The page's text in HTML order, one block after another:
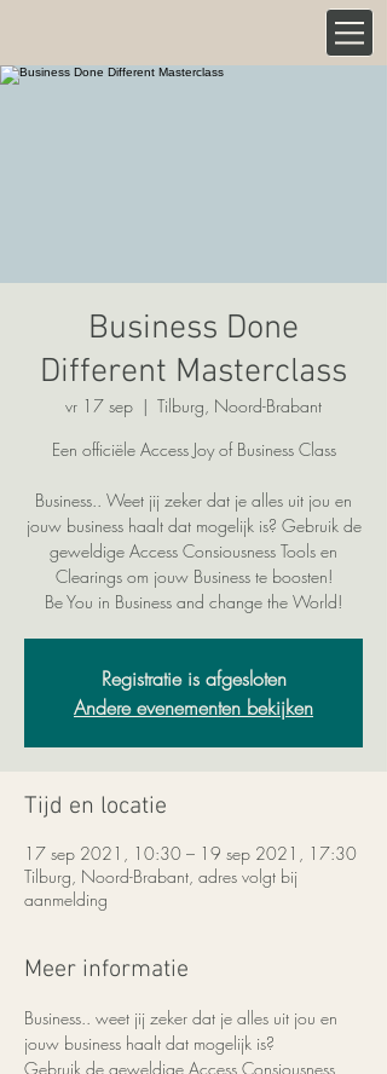
Business Done
Different Masterclass
vr 17 sep
  |
Tilburg, Noord-Brabant
Een officiële Access Joy of Business Class
Business.. Weet jij zeker dat je alles uit jou en
jouw business haalt dat mogelijk is? Gebruik de
geweldige Access Consiousness Tools en
Clearings om jouw Business te boosten!
Be You in Business and change the World!
Registratie is afgesloten
Andere evenementen bekijken
Tijd en locatie
17 sep 2021, 10:30 – 19 sep 2021, 17:30
Tilburg, Noord-Brabant, adres volgt bij
aanmelding
Meer informatie
Business.. weet jij zeker dat je alles uit jou en
jouw business haalt dat mogelijk is?
Gebruik de geweldige Access Consiousness